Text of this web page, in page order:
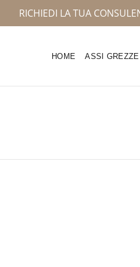
RICHIEDI LA TUA
HOME ASSI GREZZE